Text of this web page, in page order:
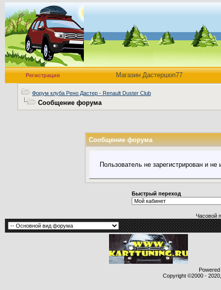
Регистрация Магазин Дастершоп77
Форум клуба Рено Дастер - Renault Duster Club
Сообщение форума
Сообщение форума
Пользователь не зарегистрирован и
Быстрый переход
Часовой
Copyright ©2000 -